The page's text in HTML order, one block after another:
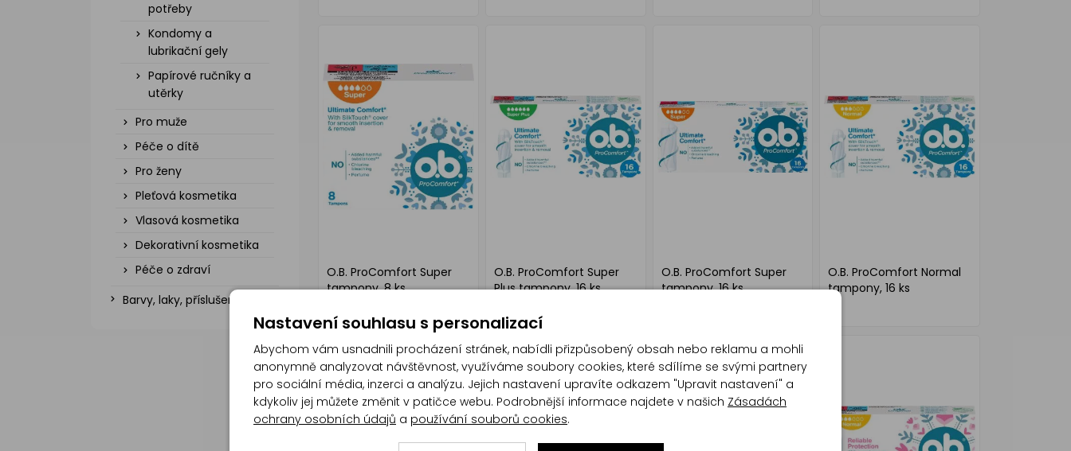
potřeby
Kondomy a
lubrikační gely
Papírové ručníky a
utěrky
Pro muže
Péče o dítě
Pro ženy
Pleťová kosmetika
Vlasová kosmetika
Dekorativní kosmetika
Péče o zdraví
Barvy, laky, příslušenství
O.B. ProComfort Super
tampony, 8 ks
O.B. ProComfort Super
Plus tampony, 16 ks
O.B. ProComfort Super
tampony, 16 ks
O.B. ProComfort Normal
tampony, 16 ks
Nastavení souhlasu s personalizací
Abychom vám usnadnili procházení stránek, nabídli přizpůsobený obsah nebo reklamu a mohli
anonymně analyzovat návštěvnost, využíváme soubory cookies, které sdílíme se svými partnery
pro sociální média, inzerci a analýzu. Jejich nastavení upravíte odkazem "Upravit nastavení" a
kdykoliv jej můžete změnit v patičce webu. Podrobnější informace najdete v našich Zásadách
ochrany osobních údajů a používání souborů cookies.